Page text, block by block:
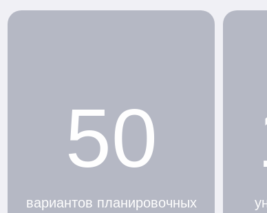
50
вариантов планировочных